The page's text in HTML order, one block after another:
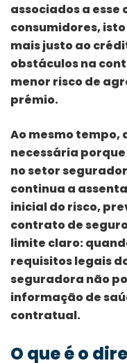
associados a
consumidores,
mais justo ao
obstáculos na
menor risco de
prémio.
Ao mesmo
necessária
no setor
continua a
inicial do risco,
contrato de
limite claro:
requisitos legais
seguradora não
informação de
contratual.
O que é o